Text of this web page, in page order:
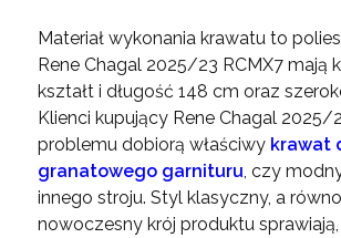
Materiał wykonania krawatu to
Rene Chagal 2025/23 RCMX7 mają
kształt i długość 148 cm oraz
Klienci kupujący Rene Chagal 2025/
problemu dobiorą właściwy krawat
granatowego garnituru , czy
innego stroju. Styl klasyczny, a
nowoczesny krój produktu